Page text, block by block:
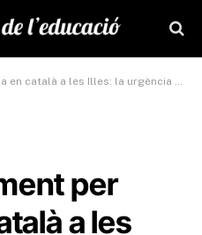
Illes: la urgència de reforçar la llengua pròpia
per
a les